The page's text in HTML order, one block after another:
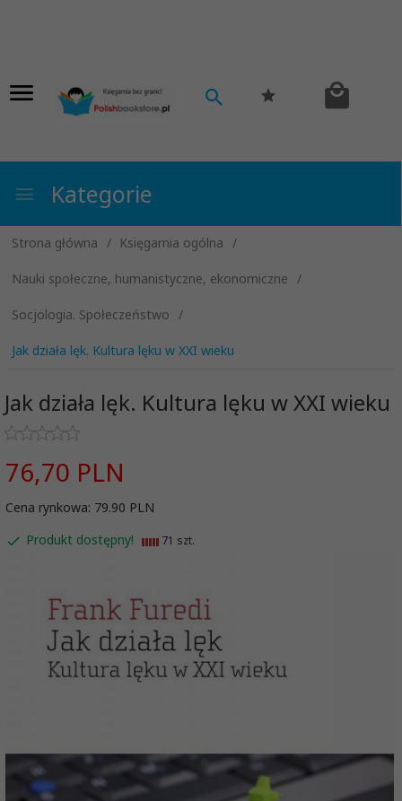
Kategorie
Strona główna Księgarnia ogólna
Nauki społeczne, humanistyczne, ekonomiczne
Socjologia. Społeczeństwo
Jak działa lęk. Kultura lęku w XXI wieku
Jak działa lęk. Kultura lęku w XXI wieku
76,70 PLN
Cena rynkowa: 79.90 PLN
Produkt dostępny!
71 szt.